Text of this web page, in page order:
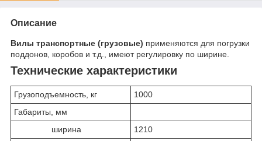
Описание
Вилы транспортные (грузовые) применяются для погрузки
поддонов, коробов и т.д., имеют регулировку по ширине.
Технические характеристики
Грузоподъемность, кг
1000
Габариты, мм
ширина
1210